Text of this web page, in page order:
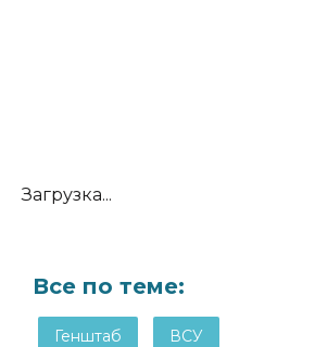
Загрузка...
Все по теме:
Генштаб ВСУ